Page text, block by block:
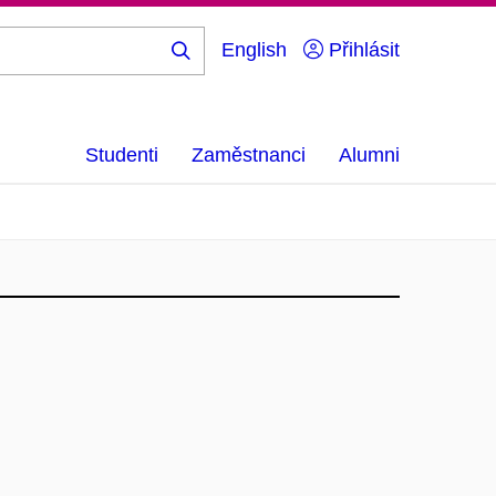
English Přihlásit
Studenti Zaměstnanci Alumni